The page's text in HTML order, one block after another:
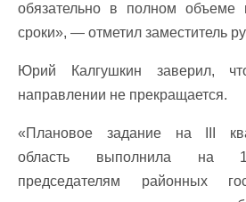
обязательно в полном объеме
сроки», — отметил заместитель
Юрий Калгушкин заверил,
направлении не прекращается.
«Плановое задание на III
область выполнила на
председателям районных